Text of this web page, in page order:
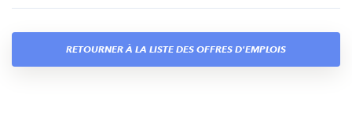
RETOURNER À LA LISTE DES OFFRES D'EMPLOIS